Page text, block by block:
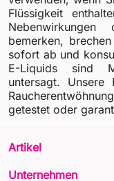
Flüssigkeit
Nebenwirkungen
bemerken,
sofort ab und
E-Liquids sind
untersagt.
getestet oder
Artikel
Unternehmen